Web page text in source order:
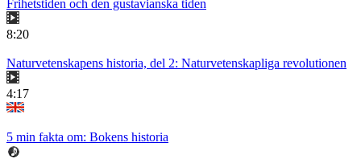
Frihetstiden och den gustavianska tiden
8:20
Naturvetenskapens historia, del 2: Naturvetenskapliga revolutionen
4:17
5 min fakta om: Bokens historia